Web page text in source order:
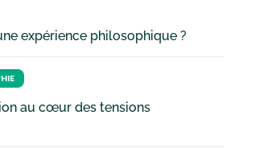
expérience philosophique ?
au cœur des tensions